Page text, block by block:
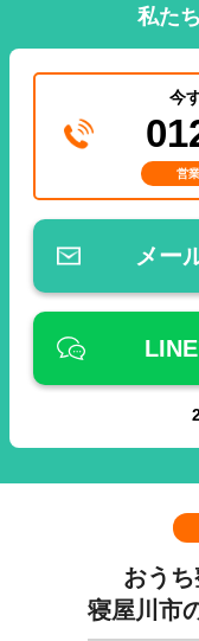
私た
今
営
メー
おう
寝屋川市